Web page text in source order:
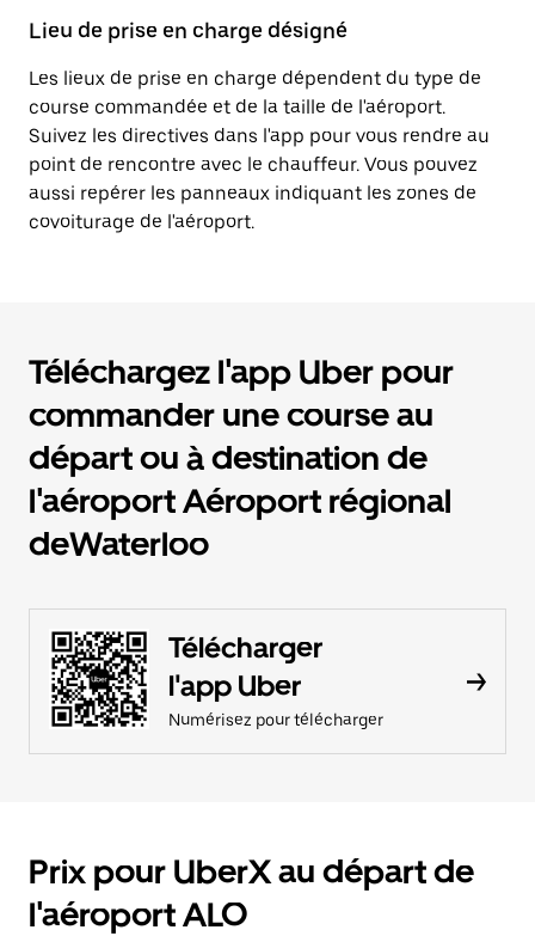
Lieu de prise en charge désigné
Les lieux de prise en charge dépendent du type de
course commandée et de la taille de l'aéroport.
Suivez les directives dans l'app pour vous rendre au
point de rencontre avec le chauffeur. Vous pouvez
aussi repérer les panneaux indiquant les zones de
covoiturage de l'aéroport.
Téléchargez l'app Uber pour
commander une course au
départ ou à destination de
l'aéroport Aéroport régional
deWaterloo
Télécharger
l'app Uber
Numérisez pour télécharger
Prix pour UberX au départ de
l'aéroport ALO